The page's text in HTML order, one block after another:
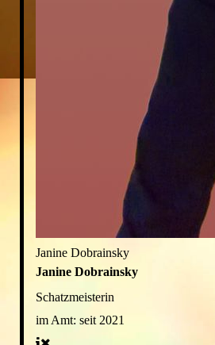
Janine Dobrainsky
Janine Dobrainsky
Schatzmeisterin
im Amt: seit 2021